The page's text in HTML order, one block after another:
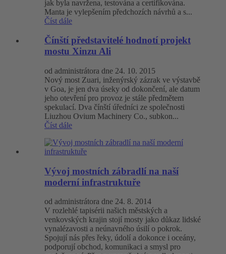
jak byla navržena, testována a certifikována.
Manta je vylepšením předchozích návrhů a s...
Číst dále
Čínští představitelé hodnotí projekt
mostu Xinzu Ali
od administrátora dne 24. 10. 2015
Nový most Zuari, inženýrský zázrak ve výstavbě
v Goa, je jen dva úseky od dokončení, ale datum
jeho otevření pro provoz je stále předmětem
spekulací. Dva čínští úředníci ze společnosti
Liuzhou Ovium Machinery Co., subkon...
Číst dále
Vývoj mostních zábradlí na naší
moderní infrastruktuře
od administrátora dne 24. 8. 2014
V rozlehlé tapisérii našich městských a
venkovských krajin stojí mosty jako důkaz lidské
vynalézavosti a neúnavného úsilí o pokrok.
Spojují nás přes řeky, údolí a dokonce i oceány,
podporují obchod, komunikaci a smysl pro